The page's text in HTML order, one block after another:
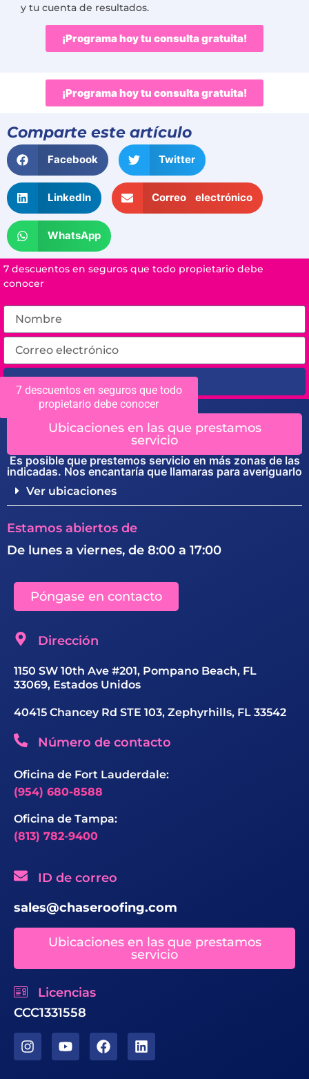
y tu cuenta de resultados.
¡Programa hoy tu consulta gratuita!
¡Programa hoy tu consulta gratuita!
7 descuentos en seguros que todo
propietario debe conocer
Comparte este artículo
Facebook Twitter
LinkedIn Correo electrónico
WhatsApp
7 descuentos en seguros que todo propietario debe
conocer
Enviar
Ubicaciones en las que prestamos
servicio
Es posible que prestemos servicio en más zonas de las
indicadas. Nos encantaría que llamaras para averiguarlo
Ver ubicaciones
Estamos abiertos de
De lunes a viernes, de 8:00 a 17:00
Póngase en contacto
Dirección
1150 SW 10th Ave #201, Pompano Beach, FL
33069, Estados Unidos
40415 Chancey Rd STE 103, Zephyrhills, FL 33542
Número de contacto
Oficina de Fort Lauderdale:
(954) 680-8588
Oficina de Tampa:
(813) 782-9400
ID de correo
sales@chaseroofing.com
Ubicaciones en las que prestamos
servicio
Licencias
CCC1331558